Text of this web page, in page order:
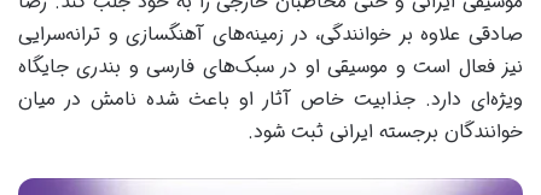
صادقی علاوه بر خوانندگی، در زمینه‌های آهنگسازی و ترانه‌سرایی
نیز فعال است و موسیقی او در سبک‌های فارسی و بندری جایگاه
ویژه‌ای دارد. جذابیت خاص آثار او باعث شده نامش در میان
خوانندگان برجسته ایرانی ثبت شود.